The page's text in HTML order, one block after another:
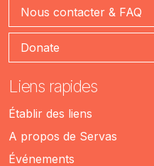
Nous contacter & FAQ
Donate
Liens rapides
Établir des liens
A propos de Servas
Événements